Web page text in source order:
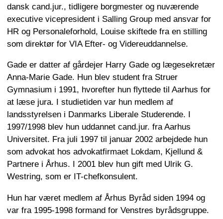
dansk cand.jur., tidligere borgmester og nuværende
executive vicepresident i Salling Group med ansvar for
HR og Personaleforhold, Louise skiftede fra en stilling
som direktør for VIA Efter- og Videreuddannelse.
Gade er datter af gårdejer Harry Gade og lægesekretær
Anna-Marie Gade. Hun blev student fra Struer
Gymnasium i 1991, hvorefter hun flyttede til Aarhus for
at læse jura. I studietiden var hun medlem af
landsstyrelsen i Danmarks Liberale Studerende. I
1997/1998 blev hun uddannet cand.jur. fra Aarhus
Universitet. Fra juli 1997 til januar 2002 arbejdede hun
som advokat hos advokatfirmaet Lokdam, Kjellund &
Partnere i Århus. I 2001 blev hun gift med Ulrik G.
Westring, som er IT-chefkonsulent.
Hun har været medlem af Århus Byråd siden 1994 og
var fra 1995-1998 formand for Venstres byrådsgruppe.